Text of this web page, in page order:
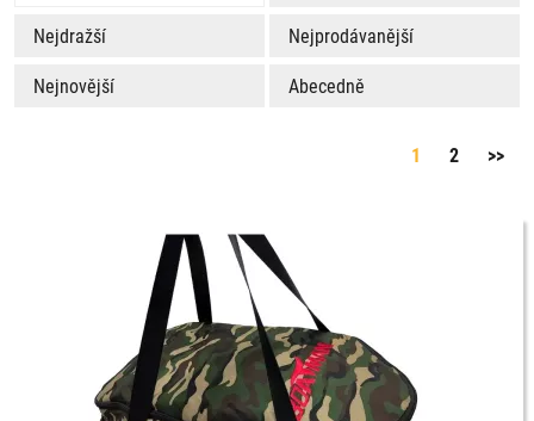
Nejdražší
Nejprodávanější
Nejnovější
Abecedně
1 2 >>